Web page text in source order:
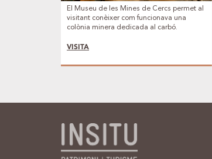
El Museu de les Mines de Cercs permet al
visitant conèixer com funcionava una
colònia minera dedicada al carbó.
VISITA